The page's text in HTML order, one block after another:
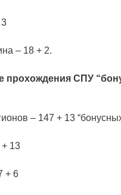
– 18 + 2.
прохождения СПУ
– 147 + 13
13
+ 6